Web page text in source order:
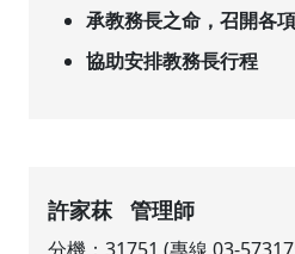
承教務長之命，召開各
協助安排教務長行程
許家菻 管理師